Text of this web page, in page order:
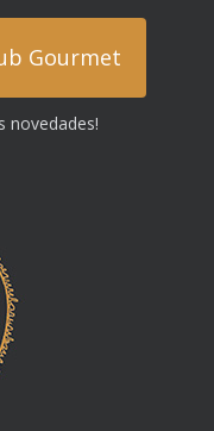
Gourmet
novedades!